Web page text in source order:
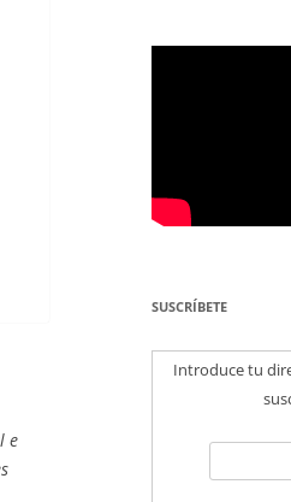
e
SUSCRÍBETE
Introduce tu